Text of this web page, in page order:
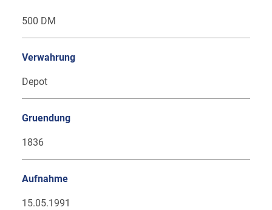
500 DM
Verwahrung
Depot
Gruendung
1836
Aufnahme
15.05.1991